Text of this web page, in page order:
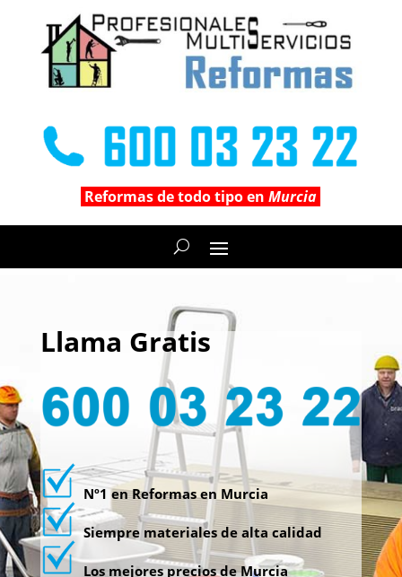
Reformas de todo tipo enMurcia
Llama Gratis
Nº1 en Reformas en Murcia
Siempre materiales de alta calidad
Los mejores precios de Murcia